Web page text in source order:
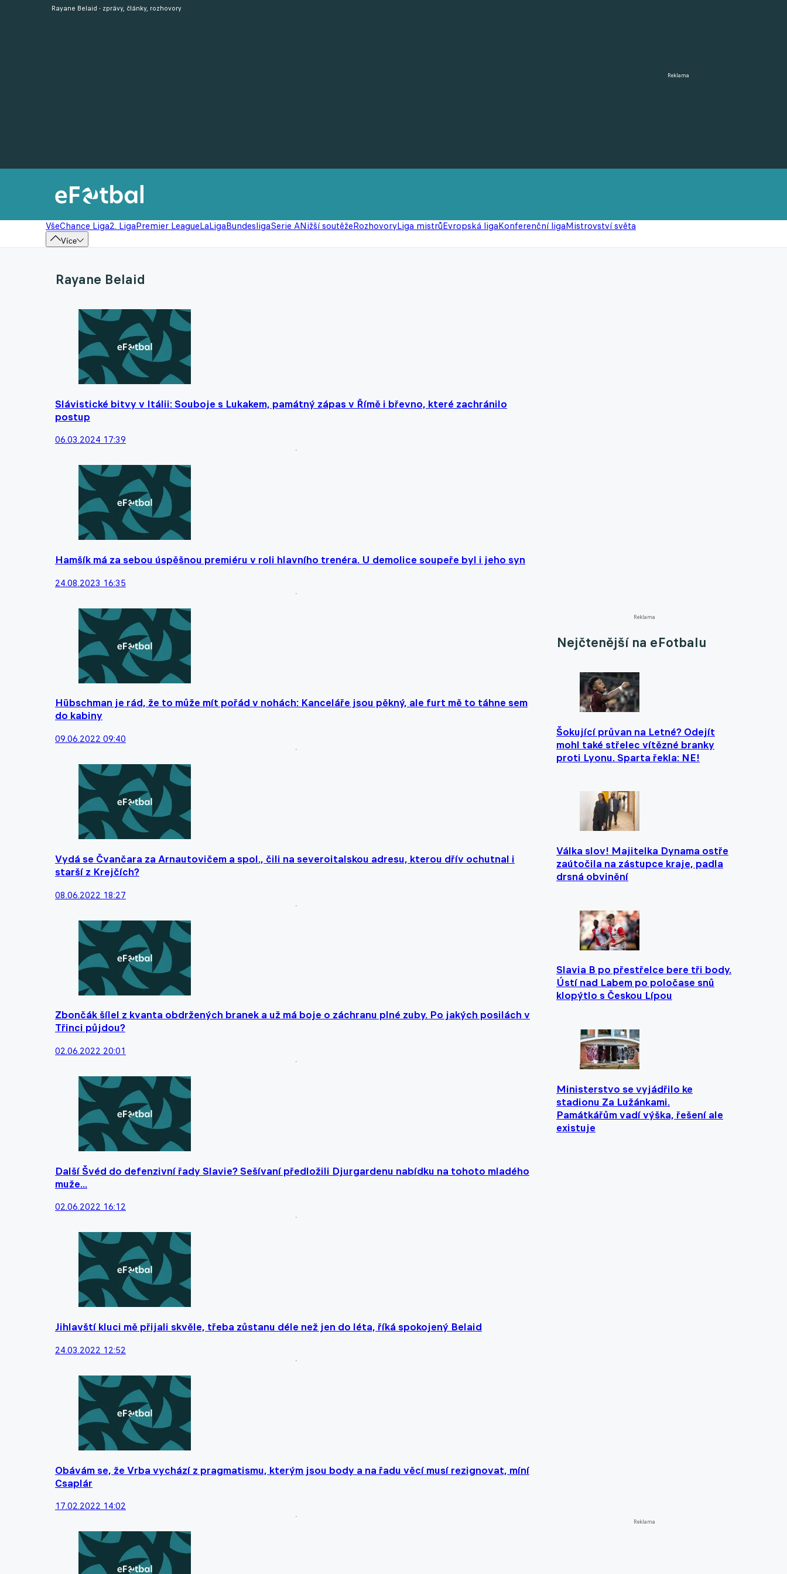
Reklama
VšeChance Liga2. LigaPremier LeagueLaLigaBundesligaSerie ANižší soutěžeRozhovoryLiga mistrůEvropská ligaKonferenční ligaMistrovství světa
Více
Rayane Belaid - zprávy, články, rozhovory
Rayane Belaid
Slávistické bitvy v Itálii: Souboje s Lukakem, památný zápas v Římě i břevno, které zachránilo
postup
06.03.2024 17:39
Hamšík má za sebou úspěšnou premiéru v roli hlavního trenéra. U demolice soupeře byl i jeho syn
24.08.2023 16:35
Hübschman je rád, že to může mít pořád v nohách: Kanceláře jsou pěkný, ale furt mě to táhne sem
do kabiny
09.06.2022 09:40
Vydá se Čvančara za Arnautovičem a spol., čili na severoitalskou adresu, kterou dřív ochutnal i
starší z Krejčích?
08.06.2022 18:27
Zbončák šílel z kvanta obdržených branek a už má boje o záchranu plné zuby. Po jakých posilách v
Třinci půjdou?
02.06.2022 20:01
Další Švéd do defenzivní řady Slavie? Sešívaní předložili Djurgardenu nabídku na tohoto mladého
muže...
02.06.2022 16:12
Jihlavští kluci mě přijali skvěle, třeba zůstanu déle než jen do léta, říká spokojený Belaid
24.03.2022 12:52
Obávám se, že Vrba vychází z pragmatismu, kterým jsou body a na řadu věcí musí rezignovat, míní
Csaplár
17.02.2022 14:02
Reklama
Nejčtenější na eFotbalu
Šokující průvan na Letné? Odejít
mohl také střelec vítězné branky
proti Lyonu. Sparta řekla: NE!
Válka slov! Majitelka Dynama ostře
zaútočila na zástupce kraje, padla
drsná obvinění
Slavia B po přestřelce bere tři body.
Ústí nad Labem po poločase snů
klopýtlo s Českou Lípou
Ministerstvo se vyjádřilo ke
stadionu Za Lužánkami.
Památkářům vadí výška, řešení ale
existuje
Reklama